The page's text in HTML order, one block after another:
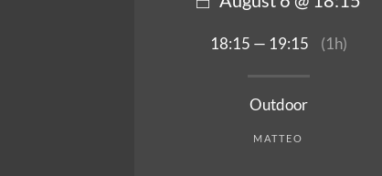
18:15 — 19:15 (1h)
Outdoor
MATTEO